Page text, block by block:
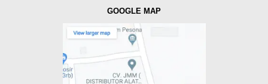
GOOGLE MAP